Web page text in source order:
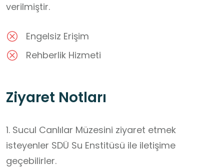
verilmiştir.
Engelsiz Erişim
Rehberlik Hizmeti
Ziyaret Notları
1. Sucul Canlılar Müzesini ziyaret etmek
isteyenler SDÜ Su Enstitüsü ile iletişime
geçebilirler.